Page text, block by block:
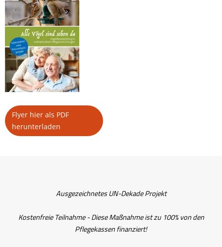
Flyer hier als PDF
herunterladen
Ausgezeichnetes UN-Dekade Projekt
Kostenfreie Teilnahme - Diese Maßnahme ist zu 100% von den
Pflegekassen finanziert!